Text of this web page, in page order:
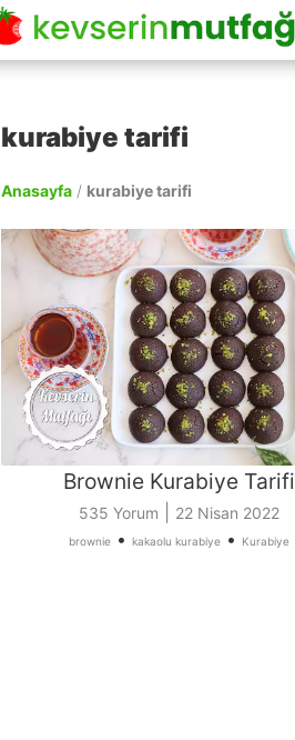
kurabiye tarifi
Anasayfa / kurabiye tarifi
Brownie Kurabiye Tarifi
535 Yorum 22 Nisan 2022
brownie• kakaolu kurabiye• Kurabiye